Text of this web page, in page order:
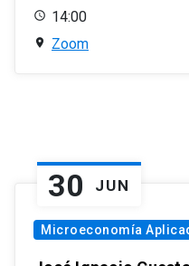
14:00
Zoom
30 JUN
Microeconomía